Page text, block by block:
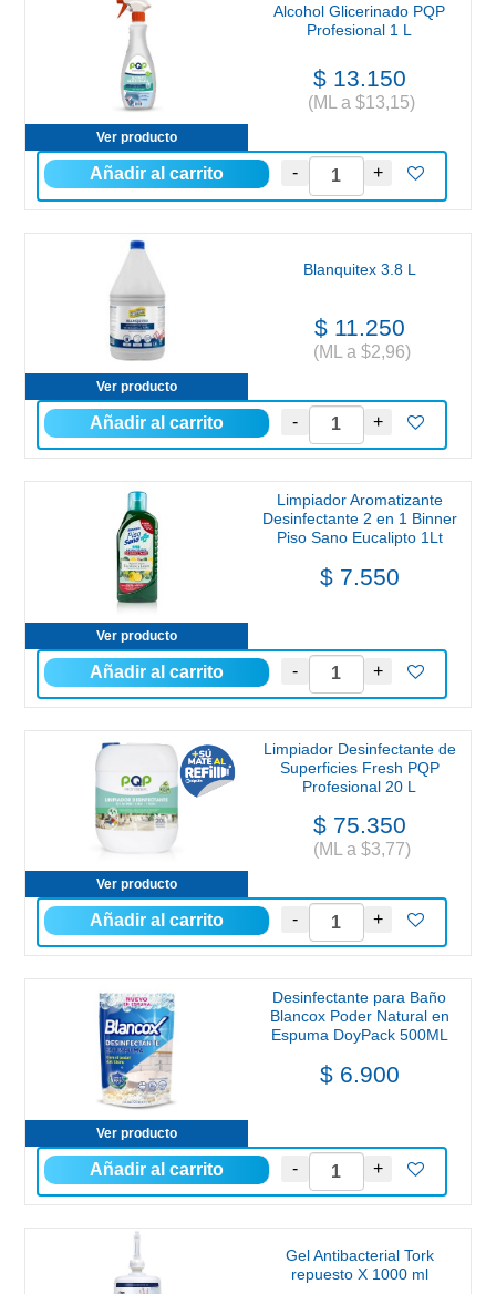
Ver producto
Alcohol Glicerinado PQP
Profesional 1 L
$ 13.150
(ML a $13,15)
Ver producto
Blanquitex 3.8 L
$ 11.250
(ML a $2,96)
Ver producto
Limpiador Aromatizante
Desinfectante 2 en 1 Binner
Piso Sano Eucalipto 1Lt
$ 7.550
Ver producto
Limpiador Desinfectante de
Superficies Fresh PQP
Profesional 20 L
$ 75.350
(ML a $3,77)
Ver producto
Desinfectante para Baño
Blancox Poder Natural en
Espuma DoyPack 500ML
$ 6.900
Gel Antibacterial Tork
repuesto X 1000 ml